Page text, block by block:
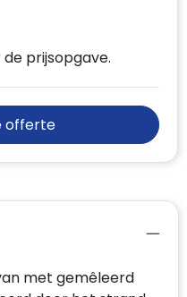
prijsopgave.
offerte
met gemêleerd